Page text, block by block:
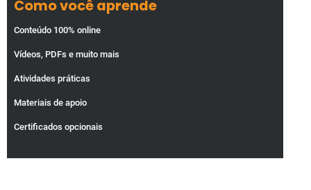
Como você aprende
Conteúdo 100% online
Vídeos, PDFs e muito mais
Atividades práticas
Materiais de apoio
Certificados opcionais